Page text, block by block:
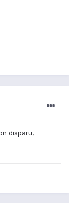
disparu,